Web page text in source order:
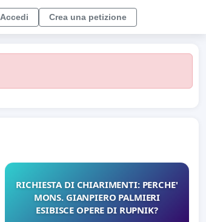
Accedi Crea una petizione
RICHIESTA DI CHIARIMENTI: PERCHE'
MONS. GIANPIERO PALMIERI
ESIBISCE OPERE DI RUPNIK?